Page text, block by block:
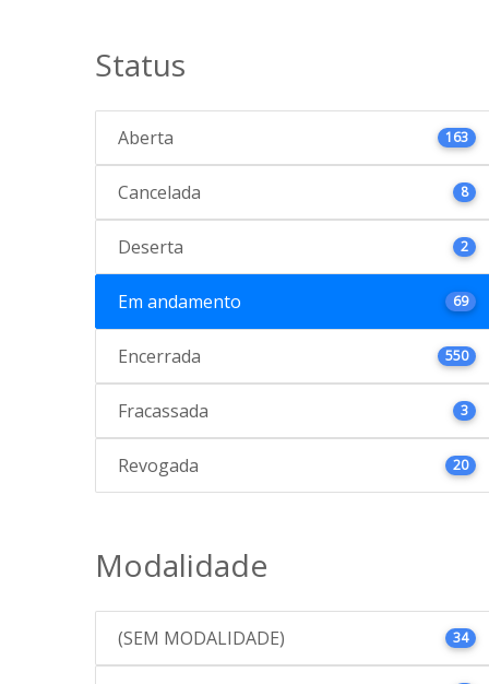
Status
Aberta 163
Cancelada 8
Deserta 2
Em andamento 69
Encerrada 550
Fracassada 3
Revogada 20
Modalidade
(SEM MODALIDADE) 34